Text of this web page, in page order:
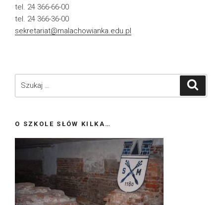
tel. 24 366-66-00
tel. 24 366-36-00
sekretariat@malachowianka.edu.pl
O SZKOLE SŁÓW KILKA…